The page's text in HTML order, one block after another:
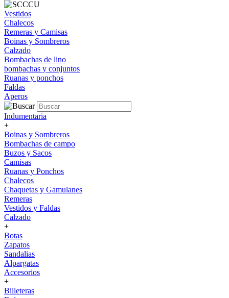
Vestidos
Chalecos
Remeras y Camisas
Boinas y Sombreros
Calzado
Bombachas de lino
bombachas y conjuntos
Ruanas y ponchos
Faldas
Aperos
Indumentaria
+
Boinas y Sombreros
Bombachas de campo
Buzos y Sacos
Camisas
Ruanas y Ponchos
Chalecos
Chaquetas y Gamulanes
Remeras
Vestidos y Faldas
Calzado
+
Botas
Zapatos
Sandalias
Alpargatas
Accesorios
+
Billeteras